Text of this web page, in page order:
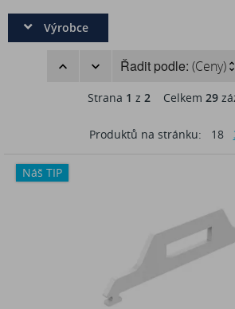
Výrobce
Řadit podle: (Ceny)
Strana 1 z 2Celkem 29
Produktů na stránku: 18
Náš TIP